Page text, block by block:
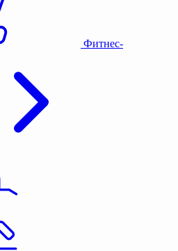
Фитнес-